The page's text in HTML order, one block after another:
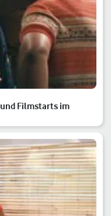
Filmstarts im